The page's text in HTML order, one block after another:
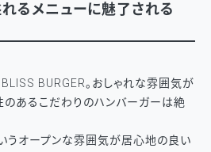
るメニューに魅了される
BURGER。おしゃれな雰囲気が
のあるこだわりのハンバーガーは絶
うオープンな雰囲気が居心地の良い